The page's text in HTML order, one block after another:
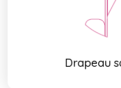
Drapeau